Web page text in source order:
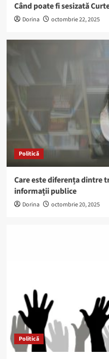
Când poate fi sesizată
Dorina octombrie 22, 2025
Politică
Care este diferența dintre
informații publice
Dorina octombrie 20, 2025
Politică